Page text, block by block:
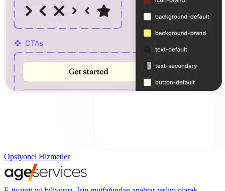
Opsiyonel Hizmetler